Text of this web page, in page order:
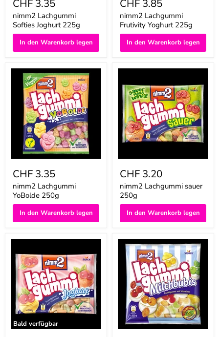
CHF 3.35
nimm2 Lachgummi
Softies Joghurt 225g
In den Warenkorb legen
CHF 3.85
nimm2 Lachgummi
Frutivity Yoghurt 225g
In den Warenkorb legen
nimm2
Lachgummi
YoBolde
250g
CHF 3.35
nimm2 Lachgummi
YoBolde 250g
In den Warenkorb legen
nimm2
sauer
250g
CHF 3.20
nimm2 Lachgummi sauer
250g
In den Warenkorb legen
Bald verfügbar
nimm2
Joghurt
200g
nimm2
Lachgummi
Milchbubis
225g